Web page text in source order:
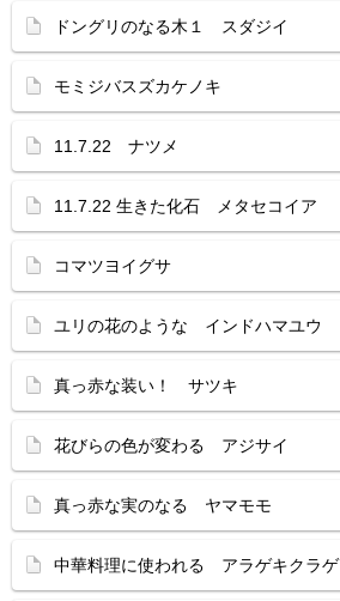
ドングリのなる木１ スダジイ
モミジバスズカケノキ
11.7.22 ナツメ
11.7.22 生きた化石 メタセコイア
コマツヨイグサ
ユリの花のような インドハマユウ
真っ赤な装い！ サツキ
花びらの色が変わる アジサイ
真っ赤な実のなる ヤマモモ
中華料理に使われる アラゲキクラゲ